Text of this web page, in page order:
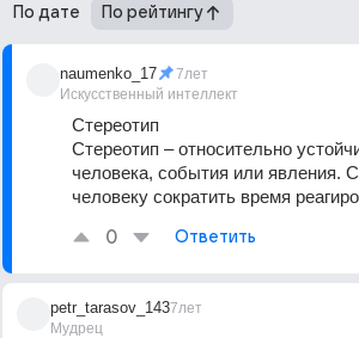
По дате По рейтингу
naumenko_17
Искусственный интеллект
7лет
Стереотип
Стереотип – относительно
человека, события или явления.
человеку сократить время
0 Ответить
petr_tarasov_143
Мудрец
7лет